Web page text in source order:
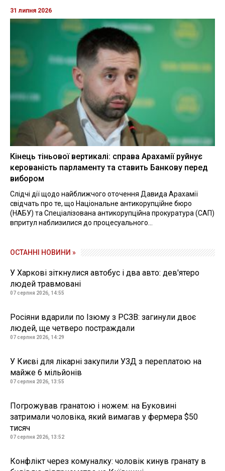
31 липня 2026
Кінець тіньової вертикалі: справа Арахамії руйнує
керованість парламенту та ставить Банкову перед
вибором
Слідчі дії щодо найближчого оточення Давида Арахамії
свідчать про те, що Національне антикорупційне бюро
(НАБУ) та Спеціалізована антикорупційна прокуратура (САП)
впритул наблизилися до процесуального...
ОСТАННІ НОВИНИ »
У Харкові зіткнулися автобус і два авто: дев'ятеро
людей травмовані
07 серпня 2026, 14:55
Росіяни вдарили по Ізюму з РСЗВ: загинули двоє
людей, ще четверо постраждали
07 серпня 2026, 14:29
У Києві для лікарні закупили УЗД з переплатою на
майже 6 мільйонів
07 серпня 2026, 13:55
Погрожував гранатою і ножем: на Буковині
затримали чоловіка, який вимагав у фермера $50
тисяч
07 серпня 2026, 13:52
Конфлікт через комуналку: чоловік кинув гранату в